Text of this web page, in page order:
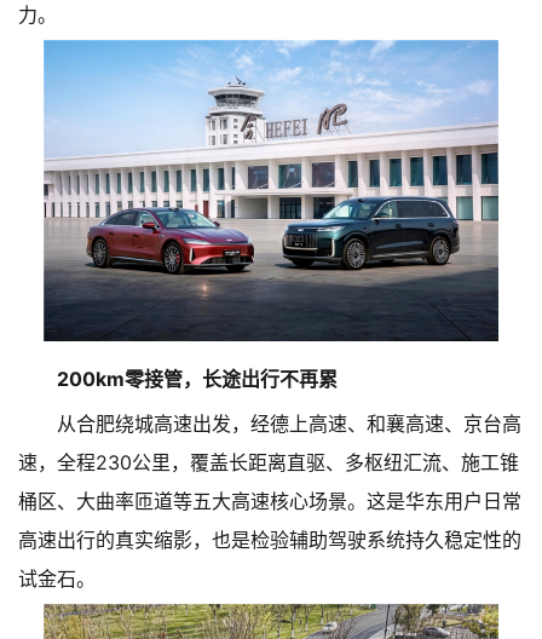
力。
200km零接管，长途出行不再累
从合肥绕城高速出发，经德上高速、和襄高速、京台高
速，全程230公里，覆盖长距离直驱、多枢纽汇流、施工锥
桶区、大曲率匝道等五大高速核心场景。这是华东用户日常
高速出行的真实缩影，也是检验辅助驾驶系统持久稳定性的
试金石。